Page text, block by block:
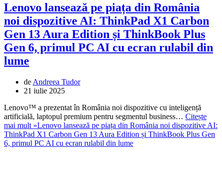
Lenovo lansează pe piața din România
noi dispozitive AI: ThinkPad X1 Carbon
Gen 13 Aura Edition și ThinkBook Plus
Gen 6, primul PC AI cu ecran rulabil din
lume
de Andreea Tudor
21 iulie 2025
Lenovo™ a prezentat în România noi dispozitive cu inteligență
artificială, laptopul premium pentru segmentul business… Citește
mai mult »Lenovo lansează pe piața din România noi dispozitive AI:
ThinkPad X1 Carbon Gen 13 Aura Edition și ThinkBook Plus Gen
6, primul PC AI cu ecran rulabil din lume